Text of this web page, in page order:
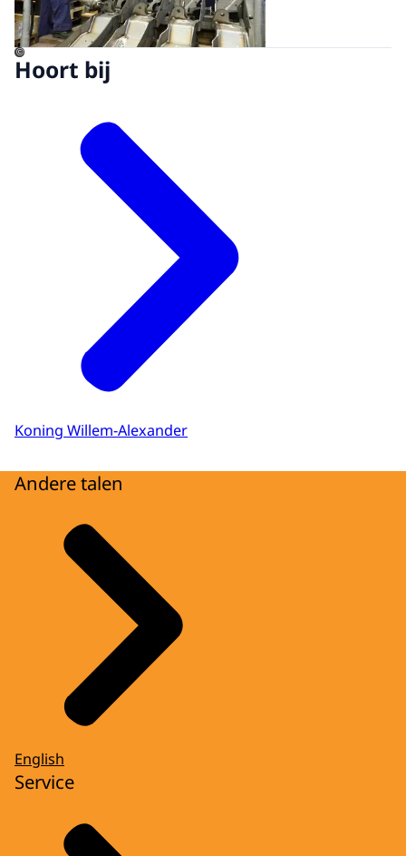
©
Hoort bij
Koning Willem-Alexander
Andere talen
English
Service